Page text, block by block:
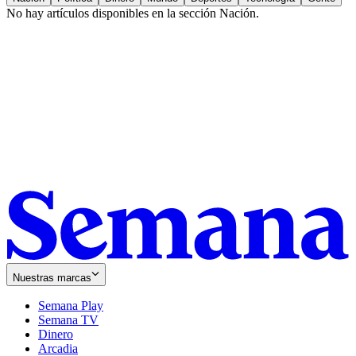
No hay artículos disponibles en la sección Nación.
Nuestras marcas
Semana Play
Semana TV
Dinero
Arcadia